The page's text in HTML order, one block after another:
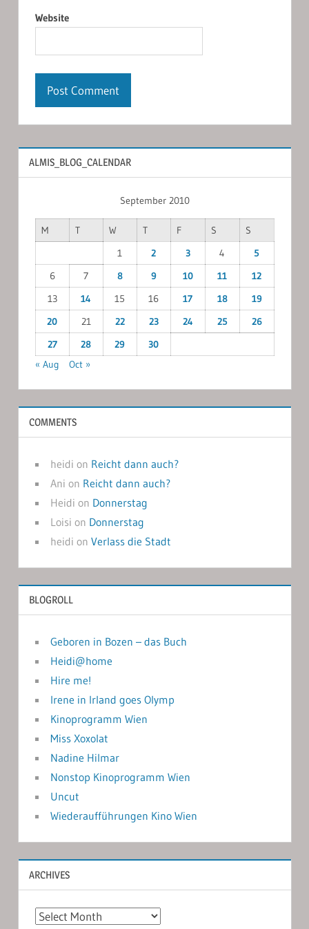
Website
ALMIS_BLOG_CALENDAR
September 2010
M T W T F S
S
1
2 3 4
5
6
7 8 9 10 11
12
13
14 15 16 17 18
19
20
21 22 23 24 25
26
27
28 29
30
« Aug
Oct »
COMMENTS
heidi on Reicht dann auch?
Ani on Reicht dann auch?
Heidi on Donnerstag
Loisi on Donnerstag
heidi on Verlass die Stadt
BLOGROLL
Geboren in Bozen – das Buch
Heidi@home
Hire me!
Irene in Irland goes Olymp
Kinoprogramm Wien
Miss Xoxolat
Nadine Hilmar
Nonstop Kinoprogramm Wien
Uncut
Wiederaufführungen Kino Wien
ARCHIVES
Archives